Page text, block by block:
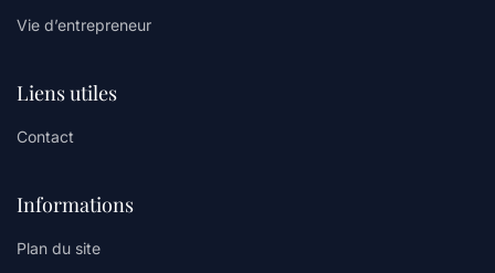
Vie d’entrepreneur
Liens utiles
Contact
Informations
Plan du site